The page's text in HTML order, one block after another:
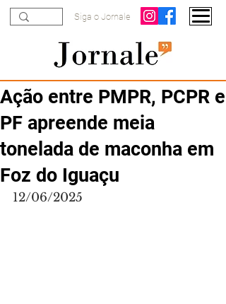
Siga o Jornale
Ação entre PMPR, PCPR e
PF apreende meia
tonelada de maconha em
Foz do Iguaçu
12/06/2025